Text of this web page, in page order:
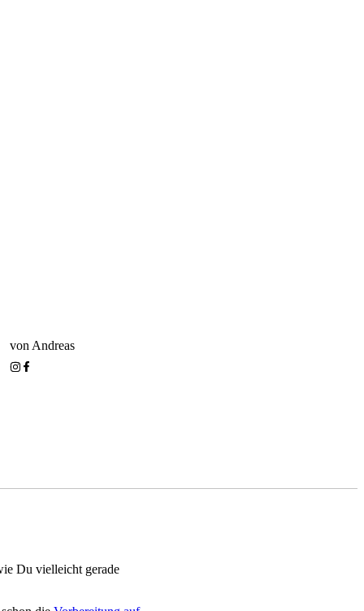
von Andreas
Du vielleicht gerade